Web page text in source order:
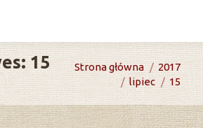
15
You are here:
Strona główna
2017
lipiec
15